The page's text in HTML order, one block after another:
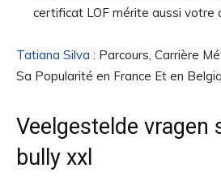
certificat LOF mérite aussi votre
Tatiana Silva : Parcours, Carrière
Sa Popularité en France Et en
Veelgestelde vragen
bully xxl